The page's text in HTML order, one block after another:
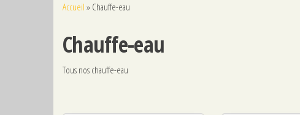
Accueil » Chauffe-eau
Chauffe-eau
Tous nos chauffe-eau